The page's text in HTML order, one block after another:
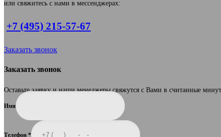
или свяжитесь с нами в мессенджерах:
+7 (495) 215-57-67
Заказать звонок
Заказать звонок
Оставьте заявку и наши менеджеры свяжутся с Вами в считанные
Имя
Телефон *